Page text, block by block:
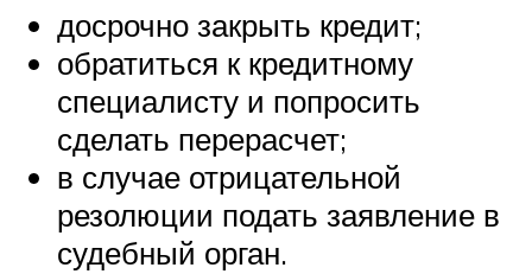
досрочно закрыть кредит;
обратиться к кредитному
специалисту и попросить
сделать перерасчет;
в случае отрицательной
резолюции подать заявление в
судебный орган.